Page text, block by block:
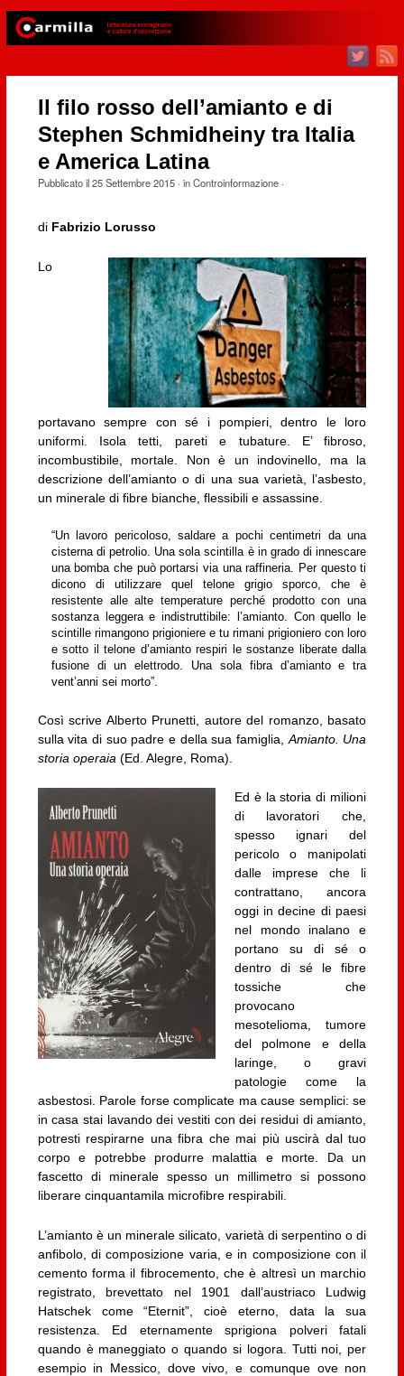
Il filo rosso dell’amianto e di
Stephen Schmidheiny tra Italia
e America Latina
Pubblicato il25 Settembre 2015· inControinformazione·
di Fabrizio Lorusso
Lo
portavano sempre con sé i pompieri, dentro le loro
uniformi. Isola tetti, pareti e tubature. E’ fibroso,
incombustibile, mortale. Non è un indovinello, ma la
descrizione dell’amianto o di una sua varietà, l’asbesto,
un minerale di fibre bianche, flessibili e assassine.
“Un lavoro pericoloso, saldare a pochi centimetri da una
cisterna di petrolio. Una sola scintilla è in grado di innescare
una bomba che può portarsi via una raffineria. Per questo ti
dicono di utilizzare quel telone grigio sporco, che è
resistente alle alte temperature perché prodotto con una
sostanza leggera e indistruttibile: l’amianto. Con quello le
scintille rimangono prigioniere e tu rimani prigioniero con loro
e sotto il telone d’amianto respiri le sostanze liberate dalla
fusione di un elettrodo. Una sola fibra d’amianto e tra
vent’anni sei morto”.
Così scrive Alberto Prunetti, autore del romanzo, basato
sulla vita di suo padre e della sua famiglia, Amianto. Una
storia operaia (Ed. Alegre, Roma).
Ed è la storia di milioni
di lavoratori che,
spesso ignari del
pericolo o manipolati
dalle imprese che li
contrattano, ancora
oggi in decine di paesi
nel mondo inalano e
portano su di sé o
dentro di sé le fibre
tossiche che
provocano
mesotelioma, tumore
del polmone e della
laringe, o gravi
patologie come la
asbestosi. Parole forse complicate ma cause semplici: se
in casa stai lavando dei vestiti con dei residui di amianto,
potresti respirarne una fibra che mai più uscirà dal tuo
corpo e potrebbe produrre malattia e morte. Da un
fascetto di minerale spesso un millimetro si possono
liberare cinquantamila microfibre respirabili.
L’amianto è un minerale silicato, varietà di serpentino o di
anfibolo, di composizione varia, e in composizione con il
cemento forma il fibrocemento, che è altresì un marchio
registrato, brevettato nel 1901 dall’austriaco Ludwig
Hatschek come “Eternit”, cioè eterno, data la sua
resistenza. Ed eternamente sprigiona polveri fatali
quando è maneggiato o quando si logora. Tutti noi, per
esempio in Messico, dove vivo, e comunque ove non